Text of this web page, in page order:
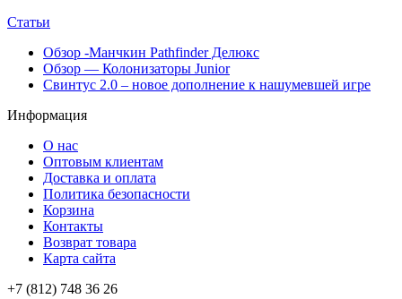
Статьи
Обзор -Манчкин Pathfinder Делюкс
Обзор — Колонизаторы Junior
Свинтус 2.0 – новое дополнение к нашумевшей игре
Информация
О нас
Оптовым клиентам
Доставка и оплата
Политика безопасности
Корзина
Контакты
Возврат товара
Карта сайта
+7 (812) 748 36 26